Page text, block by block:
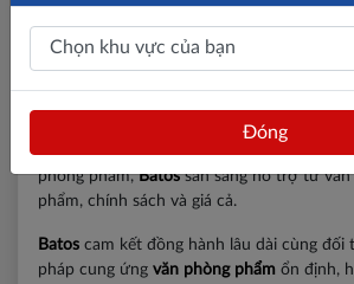
Nếu bạn đang có nhu cầu muavăn phòng
dụng hoặc tìm nguồn hàng giá sỉ để mở
phòng phẩm, Batossẵn sàng hỗ trợ tư vấn
phẩm, chính sách và giá cả.
Batos cam kết đồng hành lâu dài cùng đối
pháp cung ứng văn phòng phẩm ổn định,
Đóng